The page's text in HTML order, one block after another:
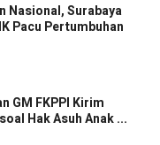
Nasional, Surabaya
Pacu Pertumbuhan
GM FKPPI Kirim
Hak Asuh Anak ...